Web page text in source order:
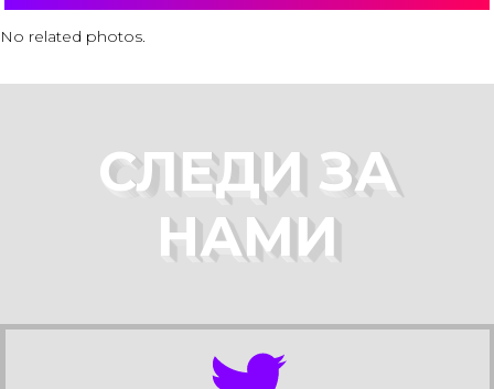
No related photos.
СЛЕДИ ЗА
НАМИ